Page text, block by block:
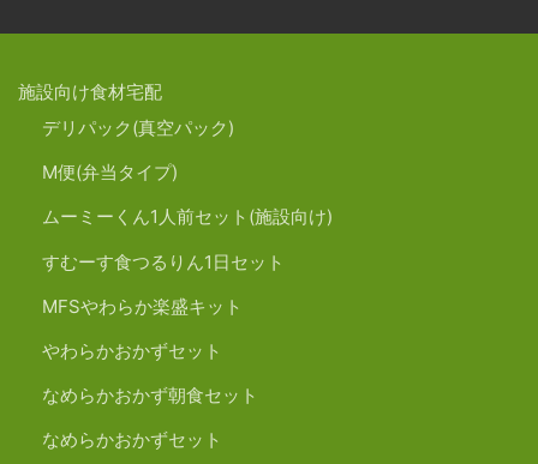
施設向け食材宅配
デリパック(真空パック)
M便(弁当タイプ)
ムーミーくん1人前セット(施設向け)
すむーす食つるりん1日セット
MFSやわらか楽盛キット
やわらかおかずセット
なめらかおかず朝食セット
なめらかおかずセット